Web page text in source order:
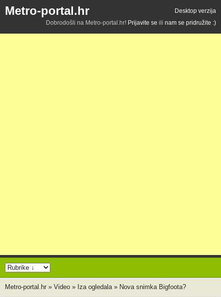
Metro-portal.hr
Desktop verzija
Dobrodošli na Metro-portal.hr! Prijavite se ili nam se pridružite :)
Metro-portal.hr » Video » Iza ogledala» Nova snimka Bigfoota?